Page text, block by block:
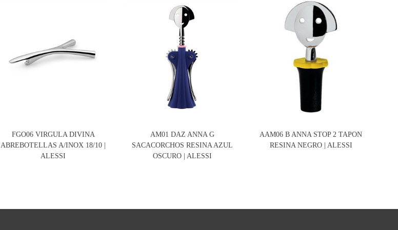
FGO06 VIRGULA DIVINA
ABREBOTELLAS A/INOX 18/10 |
ALESSI
AM01 DAZ ANNA G
SACACORCHOS RESINA AZUL
OSCURO | ALESSI
AAM06 B ANNA STOP 2 TAPON
RESINA NEGRO | ALESSI